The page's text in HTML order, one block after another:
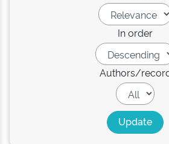
In order
Authors/